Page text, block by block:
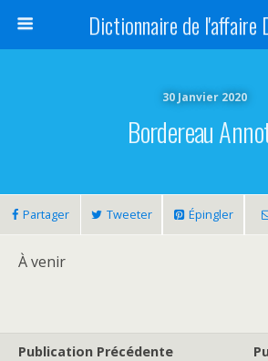
Dictionnaire de l'affaire
30 Janvier 2020
Bordereau
Partager Tweeter Épingler
À venir
Publication Précédente